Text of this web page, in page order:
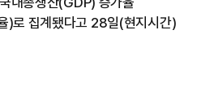
)로 집계됐다고 28일(현지시간)